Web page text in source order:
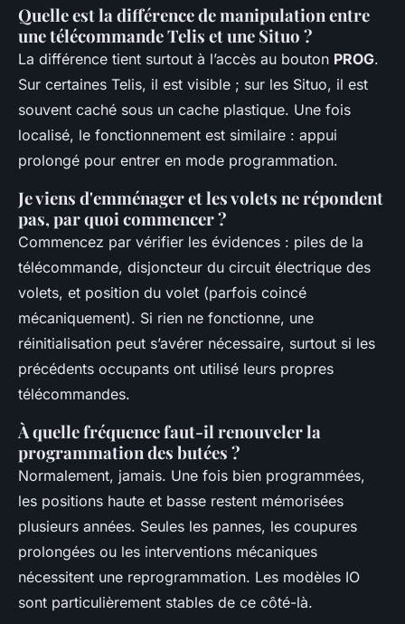
Quelle est la différence de manipulation entre
une télécommande Telis et une Situo ?
La différence tient surtout à l’accès au bouton PROG.
Sur certaines Telis, il est visible ; sur les Situo, il est
souvent caché sous un cache plastique. Une fois
localisé, le fonctionnement est similaire : appui
prolongé pour entrer en mode programmation.
Je viens d'emménager et les volets ne répondent
pas, par quoi commencer ?
Commencez par vérifier les évidences : piles de la
télécommande, disjoncteur du circuit électrique des
volets, et position du volet (parfois coincé
mécaniquement). Si rien ne fonctionne, une
réinitialisation peut s’avérer nécessaire, surtout si les
précédents occupants ont utilisé leurs propres
télécommandes.
À quelle fréquence faut-il renouveler la
programmation des butées ?
Normalement, jamais. Une fois bien programmées,
les positions haute et basse restent mémorisées
plusieurs années. Seules les pannes, les coupures
prolongées ou les interventions mécaniques
nécessitent une reprogrammation. Les modèles IO
sont particulièrement stables de ce côté-là.